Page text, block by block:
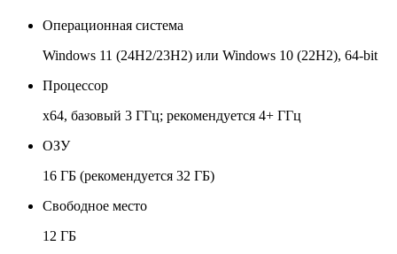
Операционная система
Windows 11 (24H2/23H2) или Windows 10 (22H2), 64-bit
Процессор
x64, базовый 3 ГГц; рекомендуется 4+ ГГц
ОЗУ
16 ГБ (рекомендуется 32 ГБ)
Свободное место
12 ГБ